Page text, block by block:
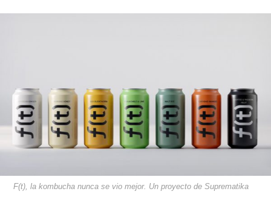
F(t), la kombucha nunca se vio mejor. Un proyecto de Suprematika